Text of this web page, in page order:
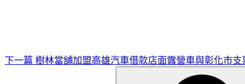
下一篇 樹林當舖加盟高雄汽車借款店面露營車與彰化市支